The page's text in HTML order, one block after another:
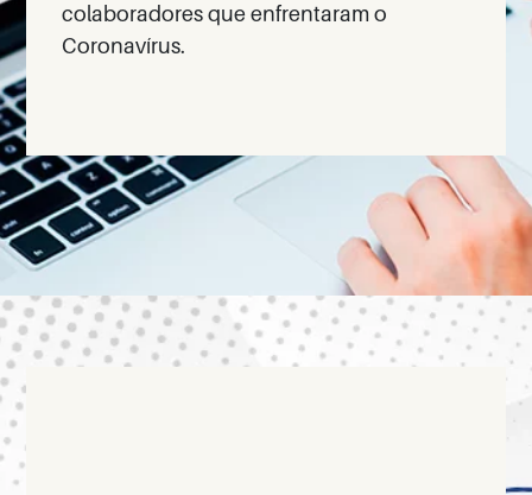
colaboradores que enfrentaram o
Coronavírus.